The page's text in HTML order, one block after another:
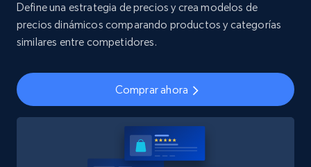
Define una estrategia de precios y crea modelos de
precios dinámicos comparando productos y categorías
similares entre competidores.
Comprar ahora